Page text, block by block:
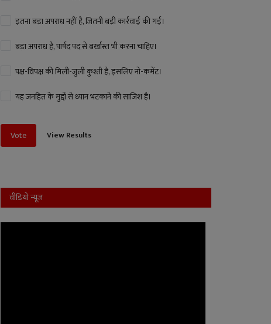
इतना बड़ा अपराध नहीं है, जितनी बड़ी कार्रवाई की गई।
बड़ा अपराध है, पार्षद पद से बर्खास्त भी करना चाहिए।
पक्ष-विपक्ष की मिली-जुली कुश्ती है, इसलिए नो-कमेंट।
यह जनहित के मुद्दों से ध्यान भटकाने की साजिश है।
Vote View Results
वीडियो न्यूज